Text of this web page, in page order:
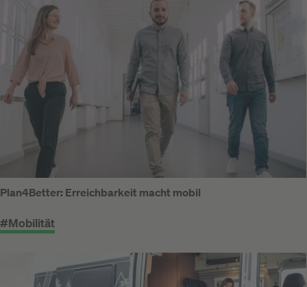
Plan4Better: Erreichbarkeit macht mobil
#Mobilität